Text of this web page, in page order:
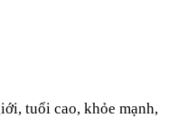
tuổi cao, khỏe mạnh,